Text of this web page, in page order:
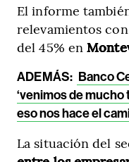
El informe
relevamientos
del 45% en
ADEMÁS: Banco
‘venimos de
eso nos hace el
La situación del